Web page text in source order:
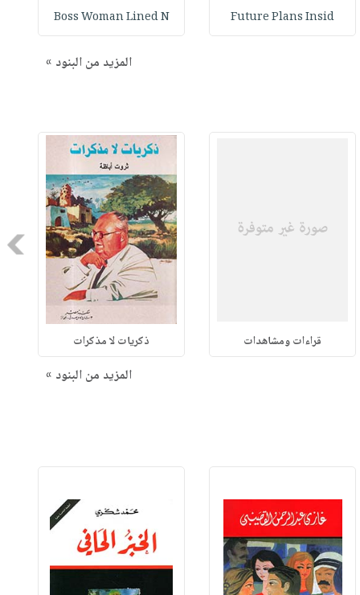
Future Plans Insid
Boss Woman Lined N
المزيد من البنود »
قراءات ومشاهدات ذكريات لا مذكرات
المزيد من البنود »